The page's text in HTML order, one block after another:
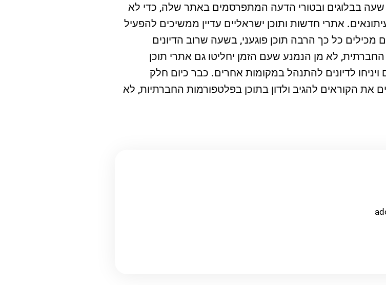
בבלוגים ובטורי הדעה המתפרסמים באתר שלה, כדי לא
אתרי חדשות ותוכן ישראליים עדיין ממשיכים להפעיל
מכילים כל כך הרבה תוכן פוגעני, בשעה שרוב הדיונים
לא מן הנמנע שעם הזמן יחליטו גם אתרי תוכן
לדיונים להתנהל במקומות אחרים. כבר כיום חלק
את הקוראים להגיב ולדון בתוכן בפלטפורמות החברתיות, לא